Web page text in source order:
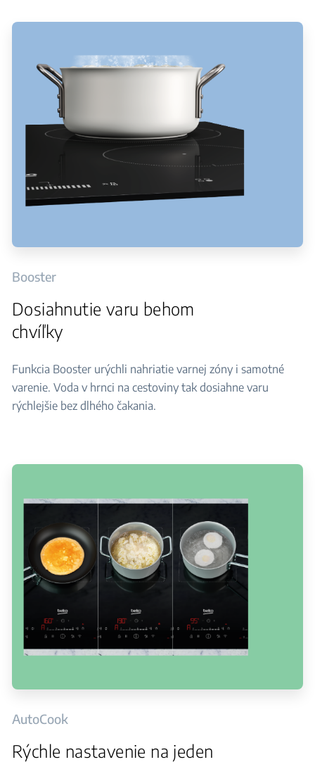
Booster
Dosiahnutie varu behom
chvíľky
Funkcia Booster urýchli nahriatie varnej zóny i samotné
varenie. Voda v hrnci na cestoviny tak dosiahne varu
rýchlejšie bez dlhého čakania.
AutoCook
Rýchle nastavenie na jeden